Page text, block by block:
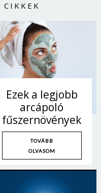
CIKKEK
Ezek a legjobb
arcápoló
fűszernövények
TOVÁBB
OLVASOM